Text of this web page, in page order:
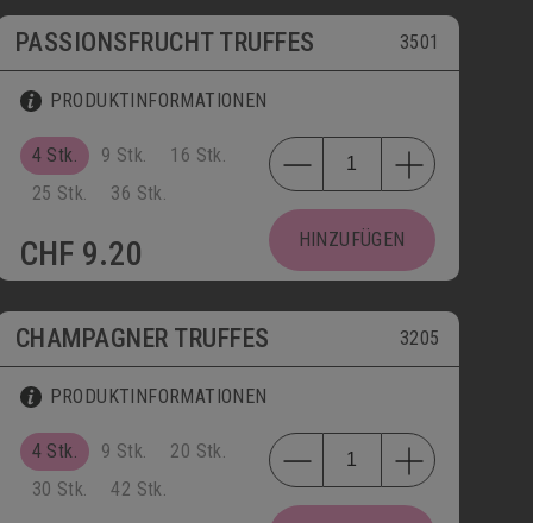
PASSIONSFRUCHT TRUFFES 3501
PRODUKTINFORMATIONEN
4 Stk. 9 Stk.
16 Stk.
25 Stk.
36 Stk.
CHF 9.20 HINZUFÜGEN
CHAMPAGNER TRUFFES 3205
PRODUKTINFORMATIONEN
4 Stk. 9 Stk.
20 Stk.
30 Stk.
42 Stk.